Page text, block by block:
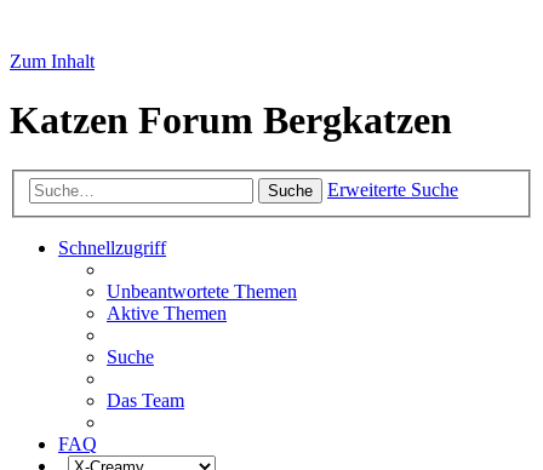
Zum Inhalt
Katzen Forum Bergkatzen
Suche Erweiterte Suche
Schnellzugriff
Unbeantwortete Themen
Aktive Themen
Suche
Das Team
FAQ